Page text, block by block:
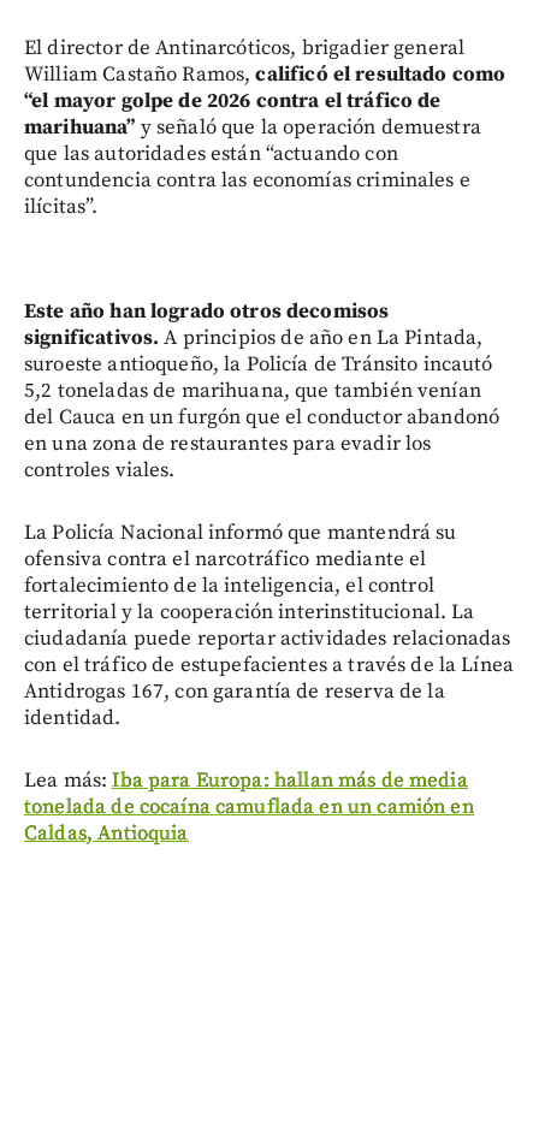
El director de Antinarcóticos, brigadier general
William Castaño Ramos,calificó el resultado como
“el mayor golpe de 2026 contra el tráfico de
marihuana” y señaló que la operación demuestra
que las autoridades están “actuando con
contundencia contra las economías criminales e
ilícitas”.
Este año han logrado otros decomisos
significativos.A principios de año en La Pintada,
suroeste antioqueño, la Policía de Tránsito incautó
5,2 toneladas de marihuana, que también venían
del Cauca en un furgón que el conductor abandonó
en una zona de restaurantes para evadir los
controles viales.
La Policía Nacional informó que mantendrá su
ofensiva contra el narcotráfico mediante el
fortalecimiento de la inteligencia, el control
territorial y la cooperación interinstitucional. La
ciudadanía puede reportar actividades relacionadas
con el tráfico de estupefacientes a través de la Línea
Antidrogas 167, con garantía de reserva de la
identidad.
Lea más:Iba para Europa: hallan más de media
tonelada de cocaína camuflada en un camión en
Caldas, Antioquia